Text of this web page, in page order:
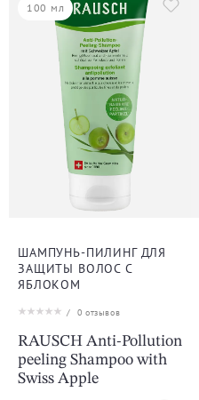
100 мл
ШАМПУНЬ-ПИЛИНГ ДЛЯ
ЗАЩИТЫ ВОЛОС С
ЯБЛОКОМ
/ 0 отзывов
RAUSCH Anti-Pollution
peeling Shampoo with
Swiss Apple